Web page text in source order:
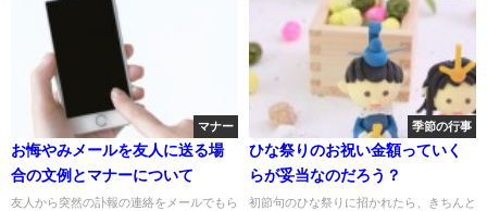
マナー
お悔やみメールを友人に送る場
合の文例とマナーについて
友人から突然の訃報の連絡をメールでもら
季節の行事
ひな祭りのお祝い金額っていく
らが妥当なのだろう？
初節句のひな祭りに招かれたら、きちんと